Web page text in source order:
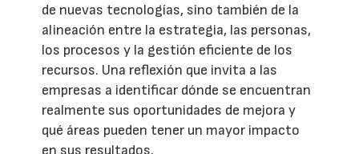
de nuevas tecnologías, sino también de la
alineación entre la estrategia, las personas,
los procesos y la gestión eficiente de los
recursos. Una reflexión que invita a las
empresas a identificar dónde se encuentran
realmente sus oportunidades de mejora y
qué áreas pueden tener un mayor impacto